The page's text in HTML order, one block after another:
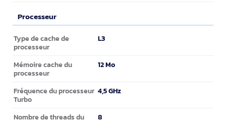
Processeur
Processeur
Type de cache de
processeur
L3
Mémoire cache du
processeur
12 Mo
Fréquence du processeur
Turbo
4,5 GHz
Nombre de threads du
8